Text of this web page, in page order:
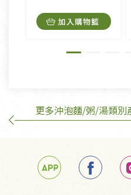
內衣褲、襪子、口罩個
外,依據《通訊交易解除
訂購手抄稿退貨需知：
若未保持原包裝方式或未
任何折損、磨損、污損或
加入購物籃
更多沖泡麵/粥/湯類別